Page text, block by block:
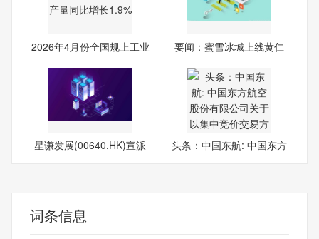
2026年4月份全国规上工业
要闻：蜜雪冰城上线黄仁
星谦发展(00640.HK)宣派
头条：中国东航: 中国东方
词条信息